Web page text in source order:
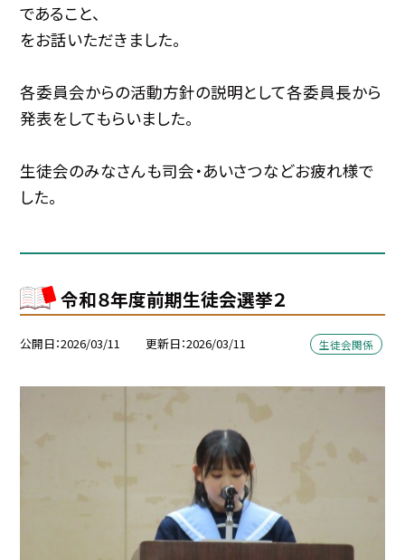
であること、
をお話いただきました。
各委員会からの活動方針の説明として各委員長から
発表をしてもらいました。
生徒会のみなさんも司会・あいさつなどお疲れ様で
した。
令和８年度前期生徒会選挙２
公開日 2026/03/11 更新日 2026/03/11 生徒会関係